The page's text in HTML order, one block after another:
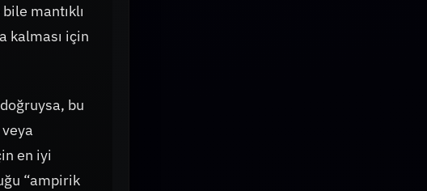
mantıklı
kalması için
bu
en iyi
“ampirik